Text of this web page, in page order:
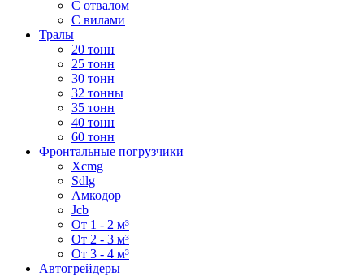
С отвалом
С вилами
Тралы
20 тонн
25 тонн
30 тонн
32 тонны
35 тонн
40 тонн
60 тонн
Фронтальные погрузчики
Xcmg
Sdlg
Амкодор
Jcb
От 1 - 2 м³
От 2 - 3 м³
От 3 - 4 м³
Автогрейдеры